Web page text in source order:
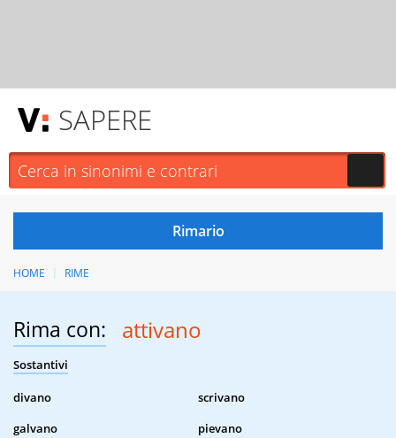
SAPERE
HOME RIME
Rima con: attivano
Sostantivi
divano
scrivano
galvano
pievano